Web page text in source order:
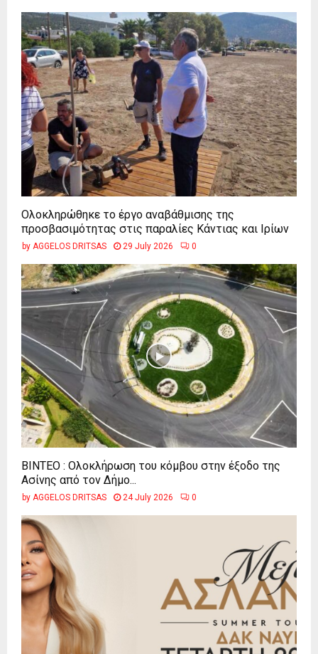
Ολοκληρώθηκε το έργο αναβάθμισης της
προσβασιμότητας στις παραλίες Κάντιας και Ιρίων
by AGGELOS DRITSAS 29 July 2026 0
ΒΙΝΤΕΟ : Ολοκλήρωση του κόμβου στην έξοδο της
Ασίνης από τον Δήμο...
by AGGELOS DRITSAS 24 July 2026 0